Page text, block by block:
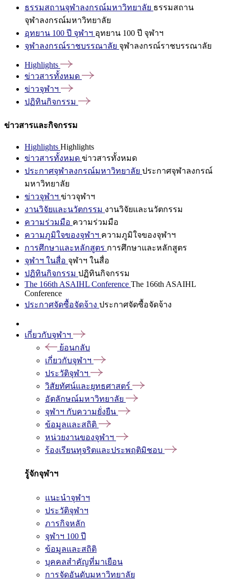
ธรรมสถานจุฬาลงกรณ์มหาวิทยาลัย ธรรมสถาน
จุฬาลงกรณ์มหาวิทยาลัย
อุทยาน 100 ปี จุฬาฯ อุทยาน 100 ปี จุฬาฯ
จุฬาลงกรณ์ราชบรรณาลัย จุฬาลงกรณ์ราชบรรณาลัย
Highlights
ข่าวสารทั้งหมด
ข่าวจุฬาฯ
ปฏิทินกิจกรรม
ข่าวสารและกิจกรรม
Highlights Highlights
ข่าวสารทั้งหมด ข่าวสารทั้งหมด
ประกาศจุฬาลงกรณ์มหาวิทยาลัย ประกาศจุฬาลงกรณ์
มหาวิทยาลัย
ข่าวจุฬาฯ ข่าวจุฬาฯ
งานวิจัยและนวัตกรรม งานวิจัยและนวัตกรรม
ความร่วมมือ ความร่วมมือ
ความภูมิใจของจุฬาฯ ความภูมิใจของจุฬาฯ
การศึกษาและหลักสูตร การศึกษาและหลักสูตร
จุฬาฯ ในสื่อ จุฬาฯ ในสื่อ
ปฏิทินกิจกรรม ปฏิทินกิจกรรม
The 166th ASAIHL Conference The 166th ASAIHL
Conference
ประกาศจัดซื้อจัดจ้าง ประกาศจัดซื้อจัดจ้าง
เกี่ยวกับจุฬาฯ
ย้อนกลับ
เกี่ยวกับจุฬาฯ
ประวัติจุฬาฯ
วิสัยทัศน์และยุทธศาสตร์
อัตลักษณ์มหาวิทยาลัย
จุฬาฯ กับความยั่งยืน
ข้อมูลและสถิติ
หน่วยงานของจุฬาฯ
ร้องเรียนทุจริตและประพฤติมิชอบ
รู้จักจุฬาฯ
แนะนำจุฬาฯ
ประวัติจุฬาฯ
ภารกิจหลัก
จุฬาฯ 100 ปี
ข้อมูลและสถิติ
บุคคลสำคัญที่มาเยือน
การจัดอันดับมหาวิทยาลัย